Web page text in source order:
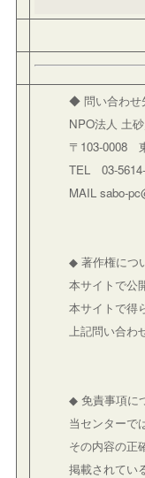
◆ 問い合わせ
NPO法人 土砂
〒103-0008 東京
TEL 03-5614-
MAIL sabo-
◆ 著作権につ
本サイトで公開し
本サイトで得られ
上記問い合わせ
◆ 免責事項に
当センターでは、
その内容の正確性
掲載されている情